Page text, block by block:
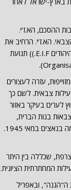
ההסכם, הא.ז’י.
הא.ז’י. הרחיב את
חוג חבריו ופעילותו באמצעות הסכמים לשיתוף פעולה עם ארגונים נוספים כגון: תנועת הצופים היהודים E.I.F.)) תנועת
עזרה לעצורים
צבאית. לשם כך
לערים בעיקר באזור
בנות הברית,
ואנשי הפלוגות הלוחמות הצטרפו לקרבות השחרור, ורבים אף המשיכו להילחם עד סיום המלחמה בנאצים במאי 1945.
שכללה בין היתר
המחתרתית הציונית.
ה"הגנה", ובאפריל